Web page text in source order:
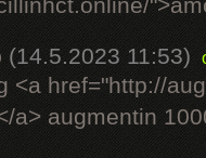
(14.5.2023 11:53)
<a href="http://
a> augmentin